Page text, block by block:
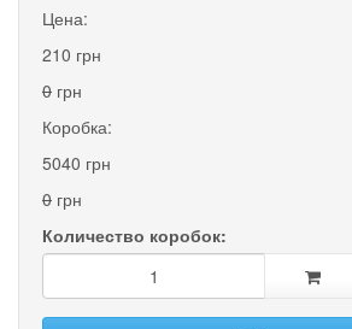
Цена:
210 грн
0 грн
Коробка:
5040 грн
0 грн
Количество коробок: